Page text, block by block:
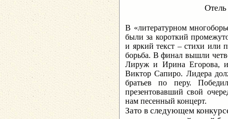
Отель на
В «литературном
были за короткий
и яркий текст – стихи или
борьба. В финал вышли
Лируж и Ирина Егорова,
Виктор Сапиро. Лидера
братьев по перу.
презентовавший свой
нам песенный концерт.
Зато в следующем